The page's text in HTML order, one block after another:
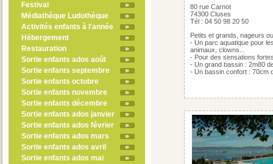
Festival
Médiathèque Ludothèque
Activités enfants à l'année
Hébergement
Restauration
Sortie enfants ados août
Sortie enfants septembre
Sortie enfants octobre
Sortie enfants novembre
Sortie enfants décembre
Sortie enfants ados janvier
Sortie enfants ados février
Sortie enfants ados mars
Sortie enfants ados avril
Sortie enfants ados mai
80 rue Carnot
74300 Cluses
Tél : 04 50 98 20 50
Petits et grands, nageurs
- Un parc aquatique pour
animaux, clowns...
- Pour des sensations
- Un grand bassin : 2m80
- Un bassin confort : 70cm